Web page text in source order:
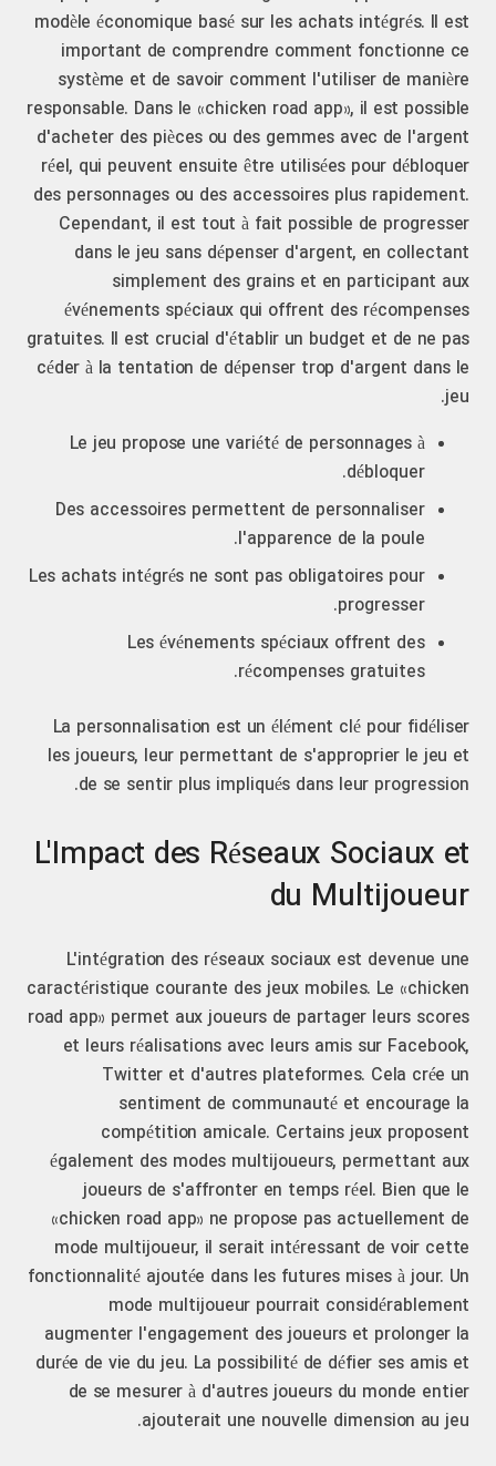
modèle économique basé sur les achats intégrés. Il est
important de comprendre comment fonctionne ce
système et de savoir comment l'utiliser de manière
responsable. Dans le «chicken road app», il est possible
d'acheter des pièces ou des gemmes avec de l'argent
réel, qui peuvent ensuite être utilisées pour débloquer
des personnages ou des accessoires plus rapidement.
Cependant, il est tout à fait possible de progresser
dans le jeu sans dépenser d'argent, en collectant
simplement des grains et en participant aux
événements spéciaux qui offrent des récompenses
gratuites. Il est crucial d'établir un budget et de ne pas
céder à la tentation de dépenser trop d'argent dans le
jeu.
Le jeu propose une variété de personnages à
débloquer.
Des accessoires permettent de personnaliser
l'apparence de la poule.
Les achats intégrés ne sont pas obligatoires pour
progresser.
Les événements spéciaux offrent des
récompenses gratuites.
La personnalisation est un élément clé pour fidéliser
les joueurs, leur permettant de s'approprier le jeu et
de se sentir plus impliqués dans leur progression.
L'Impact des Réseaux Sociaux et
du Multijoueur
L'intégration des réseaux sociaux est devenue une
caractéristique courante des jeux mobiles. Le «chicken
road app» permet aux joueurs de partager leurs scores
et leurs réalisations avec leurs amis sur Facebook,
Twitter et d'autres plateformes. Cela crée un
sentiment de communauté et encourage la
compétition amicale. Certains jeux proposent
également des modes multijoueurs, permettant aux
joueurs de s'affronter en temps réel. Bien que le
«chicken road app» ne propose pas actuellement de
mode multijoueur, il serait intéressant de voir cette
fonctionnalité ajoutée dans les futures mises à jour. Un
mode multijoueur pourrait considérablement
augmenter l'engagement des joueurs et prolonger la
durée de vie du jeu. La possibilité de défier ses amis et
de se mesurer à d'autres joueurs du monde entier
ajouterait une nouvelle dimension au jeu.